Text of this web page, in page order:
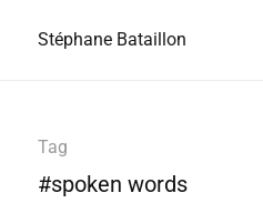
Stéphane Bataillon
Tag
#spoken words